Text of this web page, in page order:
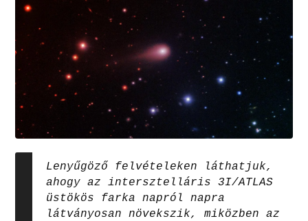
Lenyűgöző felvételeken láthatjuk,
ahogy az intersztelláris 3I/ATLAS
üstökös farka napról napra
látványosan növekszik, miközben az